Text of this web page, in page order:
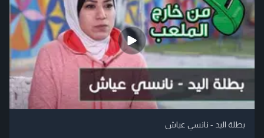
بطلة اليد - نانسي عياش